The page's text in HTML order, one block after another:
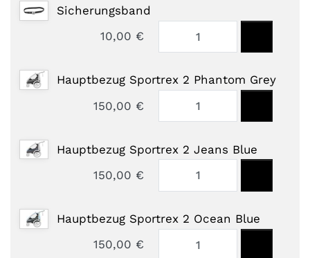
Sicherungsband
10,00 €
Hauptbezug Sportrex 2 Phantom Grey
150,00 €
Hauptbezug Sportrex 2 Jeans Blue
150,00 €
Hauptbezug Sportrex 2 Ocean Blue
150,00 €